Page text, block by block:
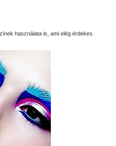
használata is, ami elég érdekes.